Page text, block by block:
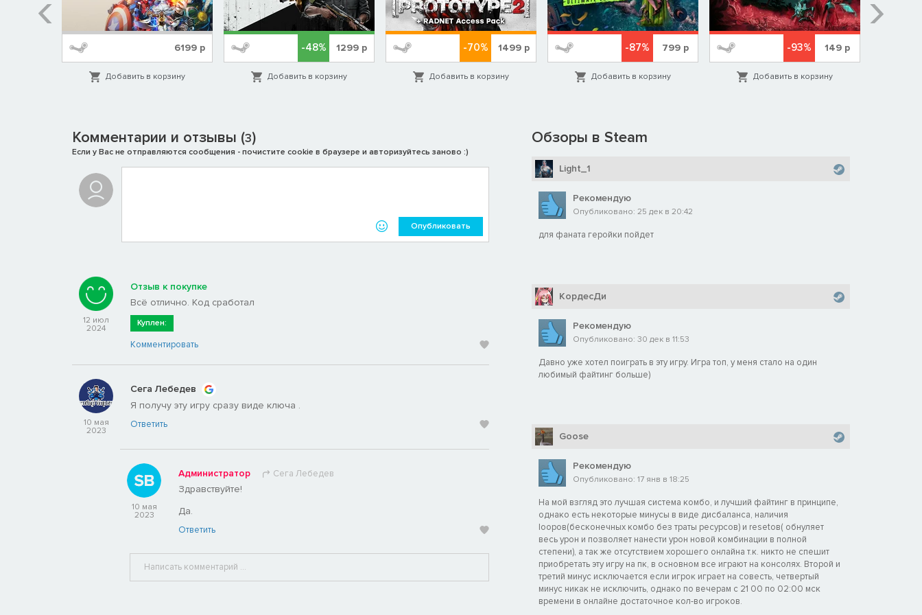
6199 р
Добавить в корзину
-48% 1299 р
Добавить в корзину
-70% 1499р
Добавить в корзину
-87% 799 р
Добавить в корзину
-93% 149 р
Добавить в корзину
Комментарии и отзывы (3)
Если у Вас не отправляются сообщения - почистите cookie в браузере и авторизуйтесь заново :)
Опубликовать
12 июл
2024
Отзыв к покупке
Всё отлично. Код сработал
Куплен:
Комментировать
10 мая
2023
Сега Лебедев
Я получу эту игру сразу виде ключа .
Ответить
10 мая
2023
Администратор Сега Лебедев
Здравствуйте!
Да.
Ответить
Обзоры в Steam
Light_1
Рекомендую
Опубликовано: 25 дек в 20:42
для фаната геройки пойдет
КордесДи
Рекомендую
Опубликовано: 30 дек в 11:53
Давно уже хотел поиграть в эту игру. Игра топ, у меня стало на один
любимый файтинг больше)
Goose
Рекомендую
Опубликовано: 17 янв в 18:25
На мой взгляд это лучшая система комбо, и лучший файтинг в принципе,
однако есть некоторые минусы в виде дисбаланса, наличия
loopов(бесконечных комбо без траты ресурсов) и resetов( обнуляет
весь урон и позволяет нанести урон новой комбинации в полной
степени), а так же отсутствием хорошего онлайна т.к. никто не спешит
приобретать эту игру на пк, в основном все играют на консолях. Второй и
третий минус исключается если игрок играет на совесть, четвертый
минус никак не исключить, однако по вечерам с 21 00 по 02:00 мск
времени в онлайне достаточное кол-во игроков.